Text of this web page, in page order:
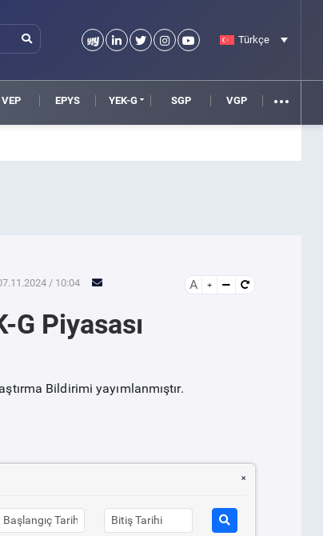
Türkçe
VEP EPYS YEK-G SGP VGP
/ 10:04 A
G Piyasası
Bildirimi yayımlanmıştır.